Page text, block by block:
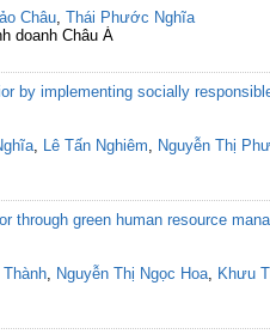
Châu, Thái Phước Nghĩa
doanh Châu Á
by implementing socially
, Lê Tấn Nghiêm, Nguyễn Thị
through green human resource
Thành, Nguyễn Thị Ngọc Hoa, Khưu